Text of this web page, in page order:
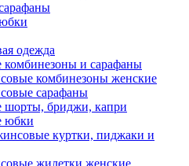
одежда
и сарафаны
комбинезоны женские
сарафаны
шорты, бриджи, капри
юбки
куртки, пиджаки и
жилетки женские